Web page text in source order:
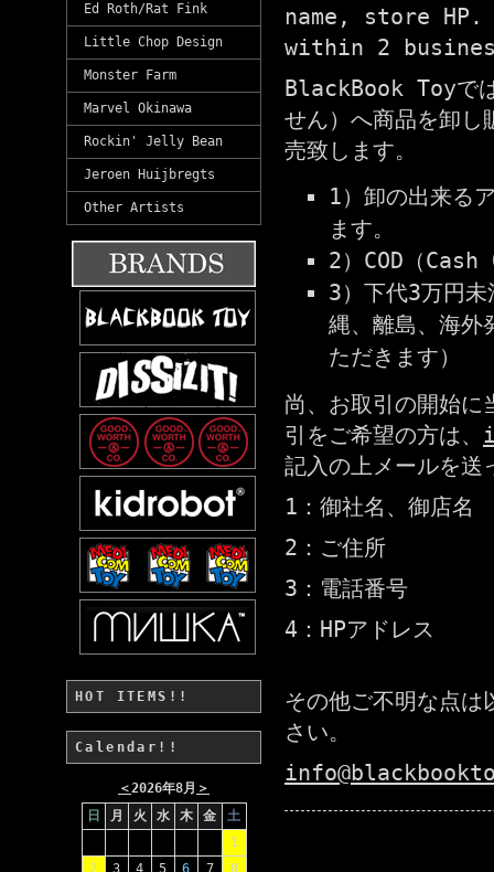
Ed Roth/Rat Fink
Little Chop Design
Monster Farm
Marvel Okinawa
Rockin' Jelly Bean
Jeroen Huijbregts
Other Artists
HOT ITEMS!!
Calendar!!
＜2026年8月 ＞
日
月 火 水 木 金
土
1
2
3 4 5 6 7
8
name, store
within 2
BlackBook Toyでは
せん）へ商品を卸し
売致します。
1）卸の出来る
ます。
2）COD（
3）下代3万円
縄、離島、海外
ただきます）
尚、お取引の開始に
引をご希望の方は、
記入の上メールを送
1：御社名、御店名
2：ご住所
3：電話番号
4：HPアドレス
その他ご不明な点は
さい。